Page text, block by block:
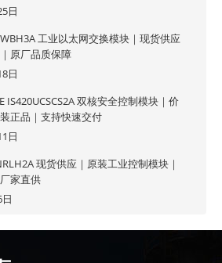
日
工业以太网交换模块｜现货供应
原厂品质保障
日
IS420UCSCS2A 双核安全控制模块｜价
正品｜支持快速交付
日
现货供应｜原装工业控制模块｜
家直供